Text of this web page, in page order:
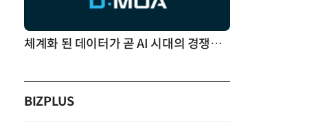
체계화 된 데이터가 곧 AI 시대의 경쟁력이다
BIZPLUS